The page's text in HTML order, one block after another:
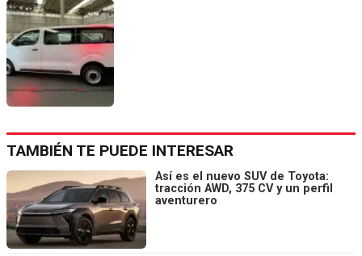
TAMBIÉN TE PUEDE INTERESAR
Así es el nuevo SUV de Toyota:
tracción AWD, 375 CV y un perfil
aventurero